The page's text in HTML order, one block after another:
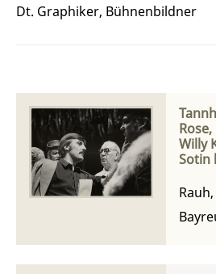
Dt. Graphiker, Bühnenbildner
Willy
Sotin